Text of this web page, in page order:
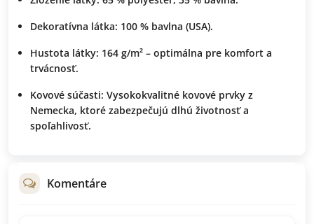
Dekoratívna látka: 100 % bavlna (USA).
Hustota látky: 164 g/m² – optimálna pre komfort a
trvácnosť.
Kovové súčasti: Vysokokvalitné kovové prvky z
Nemecka, ktoré zabezpečujú dlhú životnosť a
spoľahlivosť.
Komentáre